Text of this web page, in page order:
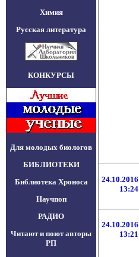
Химия
Русская литература
КОНКУРСЫ
Для молодых биологов
БИБЛИОТЕКИ
Библиотека Хроноса
Научпоп
РАДИО
Читают и поют авторы
РП
24.10.2016
13:24
24.10.2016
13:21